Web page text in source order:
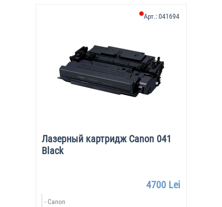
Лазерный картридж Canon 041
Black
Арт.:041694
4700 Lei
Canon